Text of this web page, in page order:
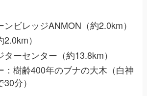
ビレッジANMON（約2.0km）
）
ーセンター（約13.8km）
：樹齢400年のブナの大木（白神
分）